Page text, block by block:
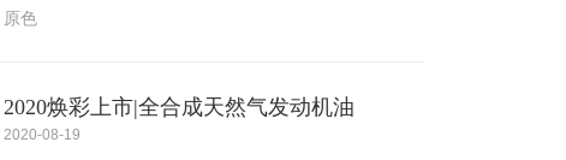
原色
2020焕彩上市|全合成天然气发动机油
2020-08-19